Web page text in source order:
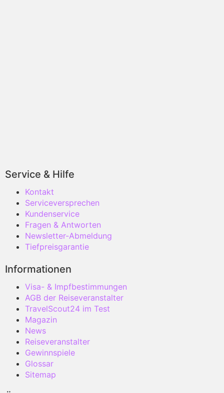
Service & Hilfe
Kontakt
Serviceversprechen
Kundenservice
Fragen & Antworten
Newsletter-Abmeldung
Tiefpreisgarantie
Informationen
Visa- & Impfbestimmungen
AGB der Reiseveranstalter
TravelScout24 im Test
Magazin
News
Reiseveranstalter
Gewinnspiele
Glossar
Sitemap